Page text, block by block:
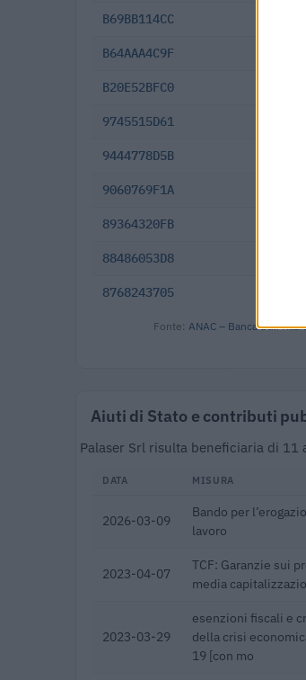
B69BB114CC
B64AAA4C9F
B20E52BFC0
9745515D61
9444778D5B
9060769F1A
89364320FB
88486053D8
8768243705
Fonte: ANAC – Banca Dati
Aiuti di Stato e contributi
Palaser Srl risulta beneficiaria di
DATA MISURA
2026-03-09
Bando per
lavoro
2023-04-07
TCF: Garanzie sui
media
2023-03-29
esenzioni fiscali e
della crisi
19 [con mo